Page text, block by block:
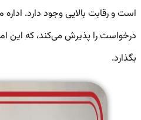
است و رقابت بالایی وجود دارد.
درخواست را پذیرش می‌کند، که این امر
بگذارد.